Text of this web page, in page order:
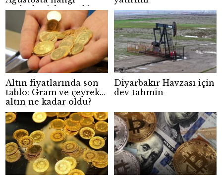
seviyeler izlenecek?
Altın fiyatlarında son
tablo: Gram ve çeyrek
altın ne kadar oldu?
Diyarbakır Havzası için
dev tahmin